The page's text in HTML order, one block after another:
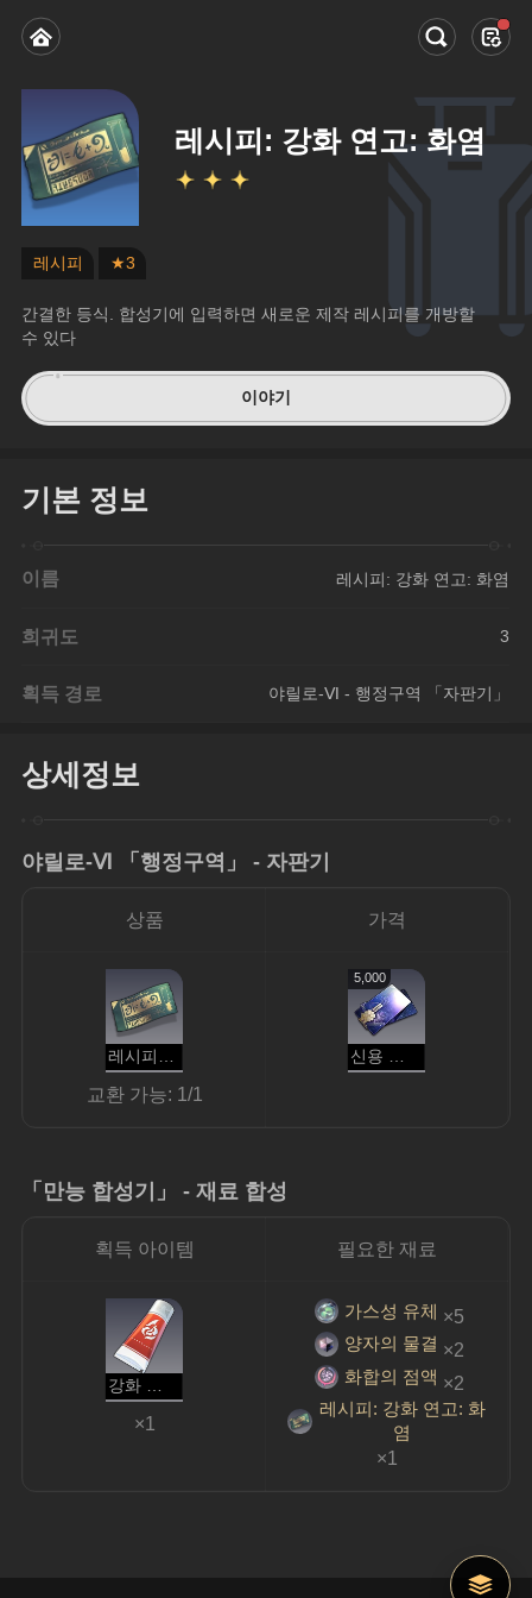
레시피: 강화 연고: 화염
레시피 ★3
간결한 등식. 합성기에 입력하면 새로운 제작 레시피를 개방할
수 있다
이야기
기본 정보
이름 레시피: 강화 연고: 화염
희귀도 3
획득 경로 야릴로-Ⅵ - 행정구역 「자판기」
상세정보
야릴로-Ⅵ 「행정구역」 - 자판기
상품 가격
교환 가능: 1/1
5,000
「만능 합성기」 - 재료 합성
획득 아이템 필요한 재료
×1
가스성 유체 ×5
양자의 물결 ×2
화합의 점액 ×2
레시피: 강화 연고: 화
염
×1